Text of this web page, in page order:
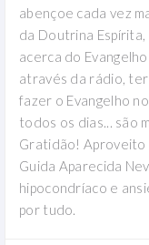
abençoe cada vez
da Doutrina
acerca do
através da rádio,
fazer o Evangelho
todos os dias... são
Gratidão! Aproveito
Guida Aparecida
hipocondríaco e
por tudo.